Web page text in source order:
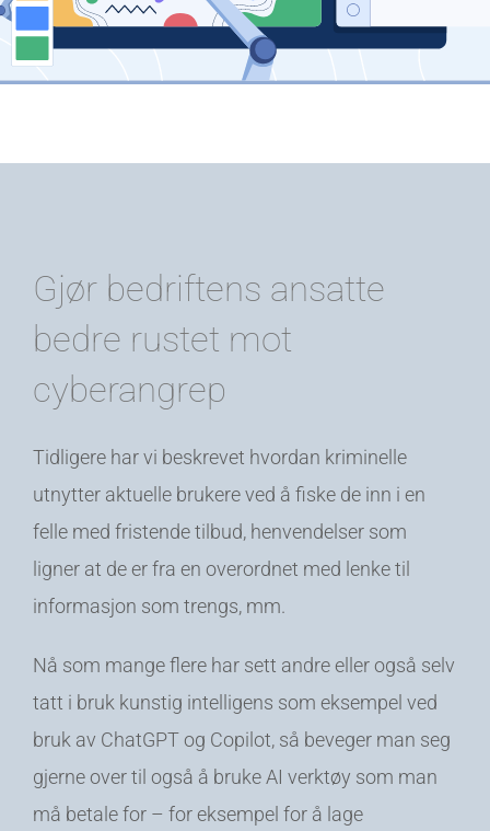
Gjør bedriftens ansatte
bedre rustet mot
cyberangrep
Tidligere har vi beskrevet hvordan kriminelle
utnytter aktuelle brukere ved å fiske de inn i en
felle med fristende tilbud, henvendelser som
ligner at de er fra en overordnet med lenke til
informasjon som trengs, mm.
Nå som mange flere har sett andre eller også selv
tatt i bruk kunstig intelligens som eksempel ved
bruk av ChatGPT og Copilot, så beveger man seg
gjerne over til også å bruke AI verktøy som man
må betale for – for eksempel for å lage